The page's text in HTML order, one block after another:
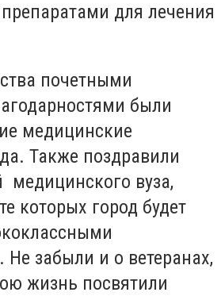
для лечения
почетными
были
медицинские
Также поздравили
медицинского вуза,
которых город будет
забыли и о ветеранах,
жизнь посвятили